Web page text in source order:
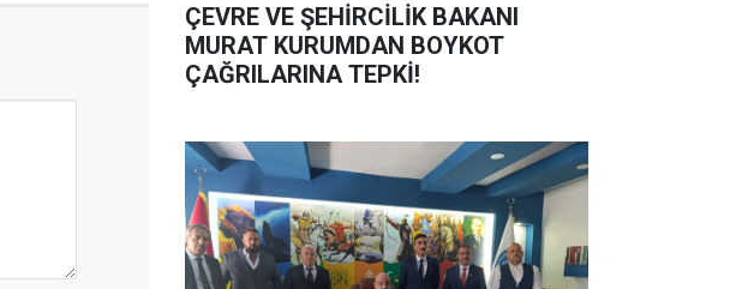
ÇEVRE VE ŞEHİRCİLİK BAKANI
MURAT KURUMDAN BOYKOT
ÇAĞRILARINA TEPKİ!